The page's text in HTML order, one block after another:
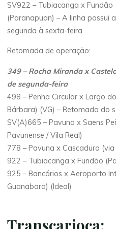
SV922 – Tubiacanga x
(Paranapuan) – A linha possui
segunda à sexta-feira
Retomada de operação:
349 – Rocha Miranda x
de segunda-feira
498 – Penha Circular x Largo
Bárbara) (VG) – Retomada do
SV(A)665 – Pavuna x Saens
Pavunense / Vila Real)
778 – Pavuna x Cascadura
922 – Tubiacanga x Fundão
925 – Bancários x Aeroporto
Guanabara) (Ideal)
Transcarioca: